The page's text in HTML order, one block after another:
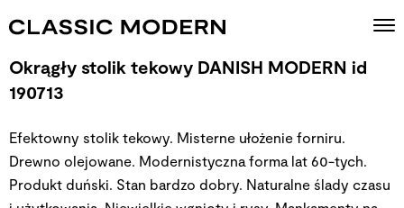
Okrągły stolik tekowy DANISH MODERN id
190713
Efektowny stolik tekowy. Misterne ułożenie forniru.
Drewno olejowane. Modernistyczna forma lat 60-tych.
Produkt duński. Stan bardzo dobry. Naturalne ślady czasu